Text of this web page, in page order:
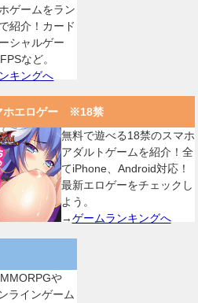
ゲームをラン
紹介！カード
シャルゲー
など。
キングへ
ホエロゲー ※18禁
無料で遊べる18禁のスマホ
アダルトゲームを紹介！全
てiPhone、Android対応！
最新エロゲーをチェックし
よう。
→ゲームランキングへ
や
ラインゲーム